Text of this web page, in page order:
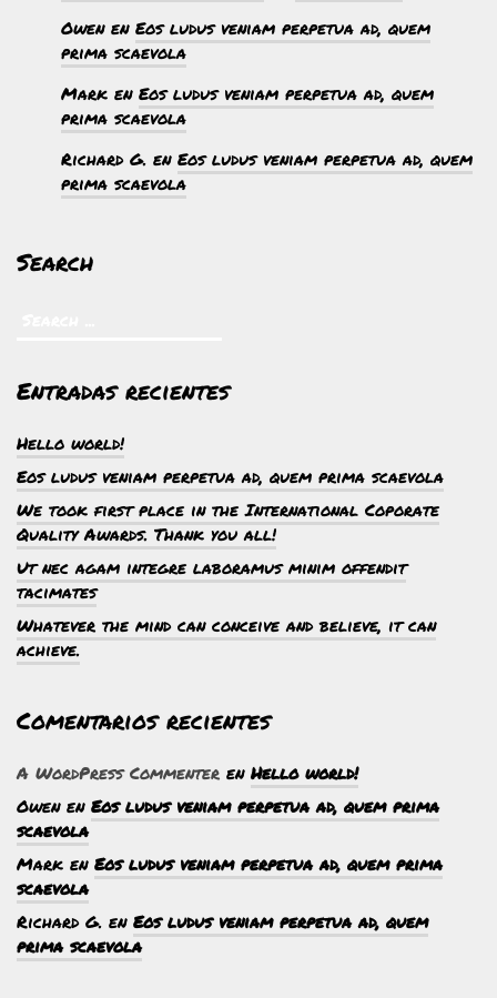
Owenen Eos ludus veniam perpetua ad, quem
prima scaevola
Mark en Eos ludus veniam perpetua ad, quem
prima scaevola
Richard G. en Eos ludus veniam perpetua ad, quem
prima scaevola
Search
Entradas recientes
Hello world!
Eos ludus veniam perpetua ad, quem prima scaevola
We took first place in the International Coporate
Quality Awards. Thank you all!
Ut nec agam integre laboramus minim offendit
tacimates
Whatever the mind can conceive and believe, it can
achieve.
Comentarios recientes
A WordPress Commenter en Hello world!
Owenen Eos ludus veniam perpetua ad, quem prima
scaevola
Mark en Eos ludus veniam perpetua ad, quem prima
scaevola
Richard G. en Eos ludus veniam perpetua ad, quem
prima scaevola